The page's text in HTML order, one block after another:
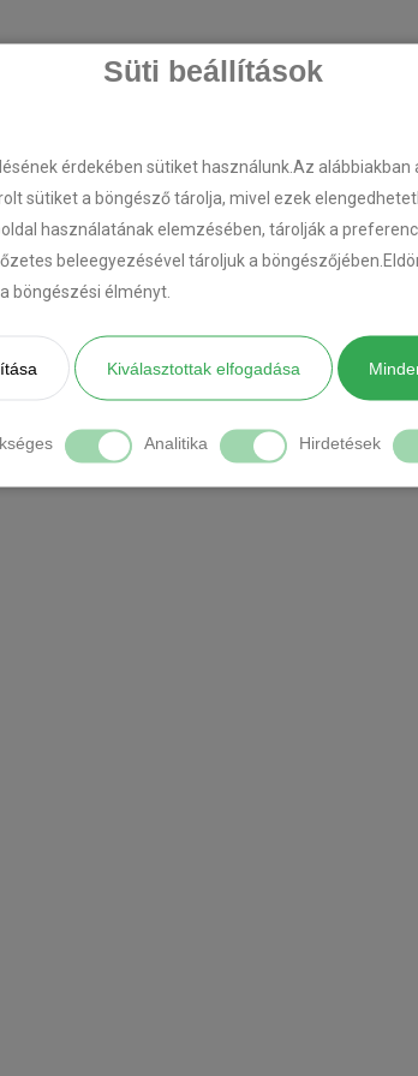
Süti beállítások
érdekében sütiket használunk.Az
sütiket a böngésző tárolja, mivel ezek
használatának elemzésében, tárolják a
beleegyezésével tároljuk a
böngészési élményt.
Kiválasztottak elfogadása
Analitika Hirdetések